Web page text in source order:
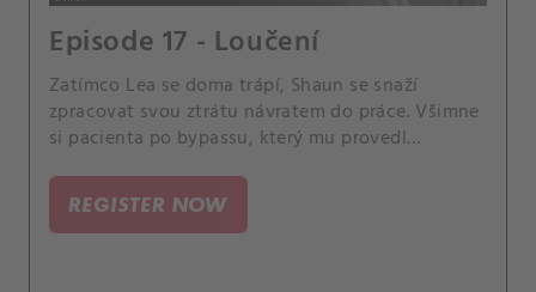
Episode 17 - Loučení
Zatímco Lea se doma trápí, Shaun se snaží
zpracovat svou ztrátu návratem do práce. Všimne
si pacienta po bypassu, který mu provedl
REGISTER NOW